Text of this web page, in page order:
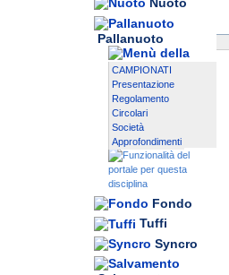
Nuoto
Pallanuoto
CAMPIONATI
Presentazione
Regolamento
Circolari
Società
Approfondimenti
Fondo
Tuffi
Syncro